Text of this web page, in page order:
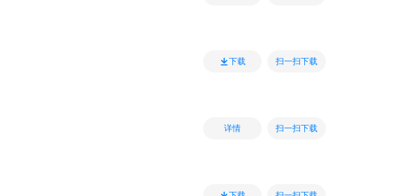
下载 扫一扫下载
详情 扫一扫下载